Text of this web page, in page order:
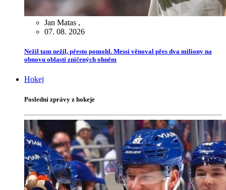
Jan Matas ,
07. 08. 2026
Nežil tam nežil, přesto pomohl. Messi věnoval přes dva miliony na
obnovu oblastí zničených ohněm
Hokej
Poslední zprávy z hokeje